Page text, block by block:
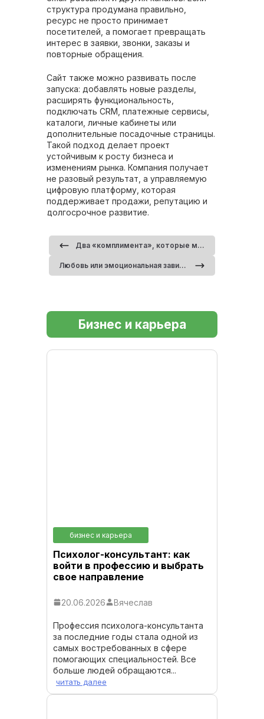
структура продумана правильно,
ресурс не просто принимает
посетителей, а помогает превращать
интерес в заявки, звонки, заказы и
повторные обращения.
Сайт также можно развивать после
запуска: добавлять новые разделы,
расширять функциональность,
подключать CRM, платежные сервисы,
каталоги, личные кабинеты или
дополнительные посадочные страницы.
Такой подход делает проект
устойчивым к росту бизнеса и
изменениям рынка. Компания получает
не разовый результат, а управляемую
цифровую платформу, которая
поддерживает продажи, репутацию и
долгосрочное развитие.
Два «комплимента», которые могут разрушать отношения
Любовь или эмоциональная зависимость: как понять, что происходит в ваших отношениях
Бизнес и карьера
бизнес и карьера
Психолог-консультант: как
войти в профессию и выбрать
свое направление
20.06.2026 Вячеслав
Профессия психолога-консультанта
за последние годы стала одной из
самых востребованных в сфере
помогающих специальностей. Все
больше людей обращаются...
читать далее